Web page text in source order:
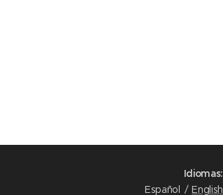
Idiomas
Español
English